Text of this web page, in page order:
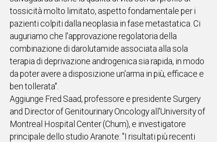
tossicità molto limitato, aspetto fondamentale per i
pazienti colpiti dalla neoplasia in fase metastatica. Ci
auguriamo che l'approvazione regolatoria della
combinazione di darolutamide associata alla sola
terapia di deprivazione androgenica sia rapida, in modo
da poter avere a disposizione un'arma in più, efficace e
ben tollerata".
Aggiunge Fred Saad, professore e presidente Surgery
and Director of Genitourinary Oncology all'University of
Montreal Hospital Center (Chum), e investigatore
principale dello studio Aranote: "I risultati più recenti